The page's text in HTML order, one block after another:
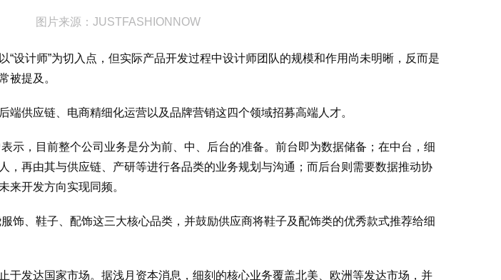
图片来源：JUSTFASHIONNOW
“设计师”为切入点，但实际产品开发过程中设计师团队的规模和作用尚未明晰，反而是
被提及。
端供应链、电商精细化运营以及品牌营销这四个领域招募高端人才。
示，目前整个公司业务是分为前、中、后台的准备。前台即为数据储备；在中台，细
，再由其与供应链、产研等进行各品类的业务规划与沟通；而后台则需要数据推动协
来开发方向实现同频。
饰、鞋子、配饰这三大核心品类，并鼓励供应商将鞋子及配饰类的优秀款式推荐给细
于发达国家市场。据浅月资本消息，细刻的核心业务覆盖北美、欧洲等发达市场，并